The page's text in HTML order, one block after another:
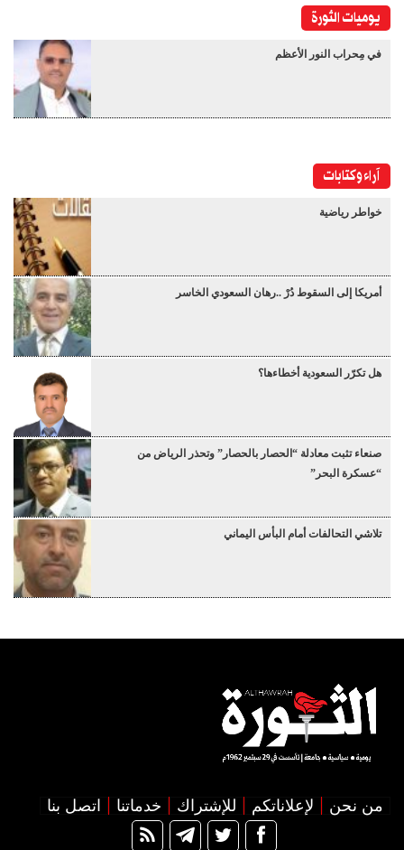
يوميات الثورة
في مِحراب النور الأعظم
آراء وكتابات
خواطر رياضية
أمريكا إلى السقوط دُرْ ..رهان السعودي الخاسر
هل تكرّر السعودية أخطاءها؟
صنعاء تثبت معادلة “الحصار بالحصار” وتحذر الرياض من
“عسكرة البحر”
تلاشي التحالفات أمام البأس اليماني
من نحن لإعلاناتكم للإشتراك خدماتنا اتصل بنا